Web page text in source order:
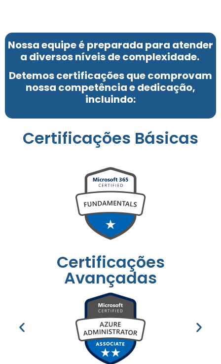
Nossa equipe é preparada para atender
a diversos níveis de complexidade.
Detemos certificações que comprovam
nossa competência e dedicação,
incluindo:
Certificações Básicas
Certificações
Avançadas